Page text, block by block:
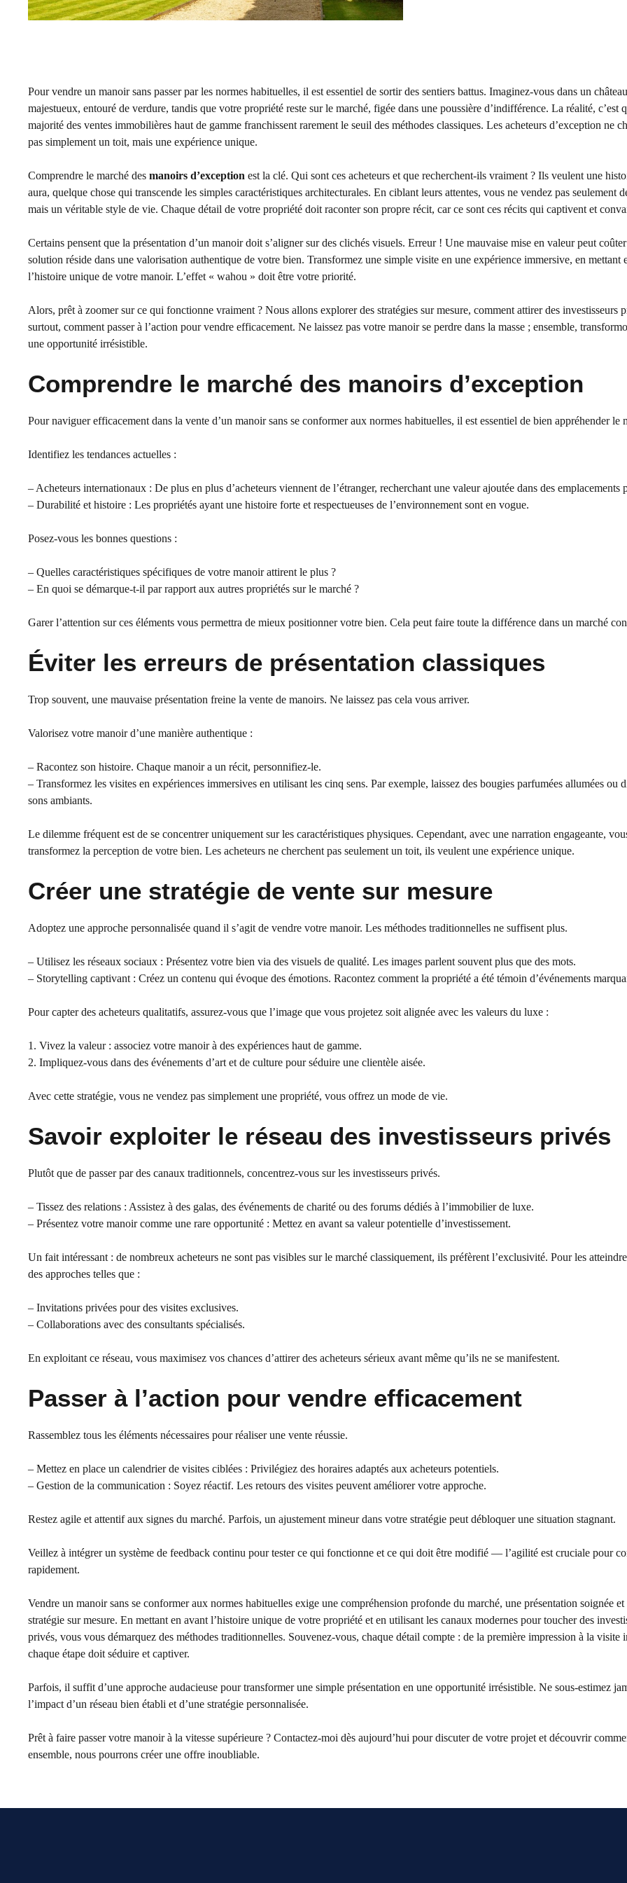
Pour vendre un manoir sans passer par les normes habituelles, il est essentiel de sortir des sentiers battus. Imaginez-vous dans un château
majestueux, entouré de verdure, tandis que votre propriété reste sur le marché, figée dans une poussière d’indifférence. La réalité, c’est
majorité des ventes immobilières haut de gamme franchissent rarement le seuil des méthodes classiques. Les acheteurs d’exception ne
pas simplement un toit, mais une expérience unique.
Comprendre le marché des manoirs d’exception est la clé. Qui sont ces acheteurs et que recherchent-ils vraiment ? Ils veulent une
aura, quelque chose qui transcende les simples caractéristiques architecturales. En ciblant leurs attentes, vous ne vendez pas seulement
mais un véritable style de vie. Chaque détail de votre propriété doit raconter son propre récit, car ce sont ces récits qui captivent et
Certains pensent que la présentation d’un manoir doit s’aligner sur des clichés visuels. Erreur ! Une mauvaise mise en valeur peut
solution réside dans une valorisation authentique de votre bien. Transformez une simple visite en une expérience immersive, en mettant
l’histoire unique de votre manoir. L’effet « wahou » doit être votre priorité.
Alors, prêt à zoomer sur ce qui fonctionne vraiment ? Nous allons explorer des stratégies sur mesure, comment attirer des investisseurs
surtout, comment passer à l’action pour vendre efficacement. Ne laissez pas votre manoir se perdre dans la masse ; ensemble,
une opportunité irrésistible.
Comprendre le marché des manoirs d’exception
Pour naviguer efficacement dans la vente d’un manoir sans se conformer aux normes habituelles, il est essentiel de bien appréhender le
Identifiez les tendances actuelles :
– Acheteurs internationaux : De plus en plus d’acheteurs viennent de l’étranger, recherchant une valeur ajoutée dans des emplacements
– Durabilité et histoire : Les propriétés ayant une histoire forte et respectueuses de l’environnement sont en vogue.
Posez-vous les bonnes questions :
– Quelles caractéristiques spécifiques de votre manoir attirent le plus ?
– En quoi se démarque-t-il par rapport aux autres propriétés sur le marché ?
Garer l’attention sur ces éléments vous permettra de mieux positionner votre bien. Cela peut faire toute la différence dans un marché
Éviter les erreurs de présentation classiques
Trop souvent, une mauvaise présentation freine la vente de manoirs. Ne laissez pas cela vous arriver.
Valorisez votre manoir d’une manière authentique :
– Racontez son histoire. Chaque manoir a un récit, personnifiez-le.
– Transformez les visites en expériences immersives en utilisant les cinq sens. Par exemple, laissez des bougies parfumées allumées ou
sons ambiants.
Le dilemme fréquent est de se concentrer uniquement sur les caractéristiques physiques. Cependant, avec une narration engageante,
transformez la perception de votre bien. Les acheteurs ne cherchent pas seulement un toit, ils veulent une expérience unique.
Créer une stratégie de vente sur mesure
Adoptez une approche personnalisée quand il s’agit de vendre votre manoir. Les méthodes traditionnelles ne suffisent plus.
– Utilisez les réseaux sociaux : Présentez votre bien via des visuels de qualité. Les images parlent souvent plus que des mots.
– Storytelling captivant : Créez un contenu qui évoque des émotions. Racontez comment la propriété a été témoin d’événements
Pour capter des acheteurs qualitatifs, assurez-vous que l’image que vous projetez soit alignée avec les valeurs du luxe :
1. Vivez la valeur : associez votre manoir à des expériences haut de gamme.
2. Impliquez-vous dans des événements d’art et de culture pour séduire une clientèle aisée.
Avec cette stratégie, vous ne vendez pas simplement une propriété, vous offrez un mode de vie.
Savoir exploiter le réseau des investisseurs privés
Plutôt que de passer par des canaux traditionnels, concentrez-vous sur les investisseurs privés.
– Tissez des relations : Assistez à des galas, des événements de charité ou des forums dédiés à l’immobilier de luxe.
– Présentez votre manoir comme une rare opportunité : Mettez en avant sa valeur potentielle d’investissement.
Un fait intéressant : de nombreux acheteurs ne sont pas visibles sur le marché classiquement, ils préfèrent l’exclusivité. Pour les
des approches telles que :
– Invitations privées pour des visites exclusives.
– Collaborations avec des consultants spécialisés.
En exploitant ce réseau, vous maximisez vos chances d’attirer des acheteurs sérieux avant même qu’ils ne se manifestent.
Passer à l’action pour vendre efficacement
Rassemblez tous les éléments nécessaires pour réaliser une vente réussie.
– Mettez en place un calendrier de visites ciblées : Privilégiez des horaires adaptés aux acheteurs potentiels.
– Gestion de la communication : Soyez réactif. Les retours des visites peuvent améliorer votre approche.
Restez agile et attentif aux signes du marché. Parfois, un ajustement mineur dans votre stratégie peut débloquer une situation stagnant.
Veillez à intégrer un système de feedback continu pour tester ce qui fonctionne et ce qui doit être modifié — l’agilité est cruciale pour
rapidement.
Vendre un manoir sans se conformer aux normes habituelles exige une compréhension profonde du marché, une présentation soignée et
stratégie sur mesure. En mettant en avant l’histoire unique de votre propriété et en utilisant les canaux modernes pour toucher des
privés, vous vous démarquez des méthodes traditionnelles. Souvenez-vous, chaque détail compte : de la première impression à la visite
chaque étape doit séduire et captiver.
Parfois, il suffit d’une approche audacieuse pour transformer une simple présentation en une opportunité irrésistible. Ne sous-estimez
l’impact d’un réseau bien établi et d’une stratégie personnalisée.
Prêt à faire passer votre manoir à la vitesse supérieure ? Contactez-moi dès aujourd’hui pour discuter de votre projet et découvrir
ensemble, nous pourrons créer une offre inoubliable.